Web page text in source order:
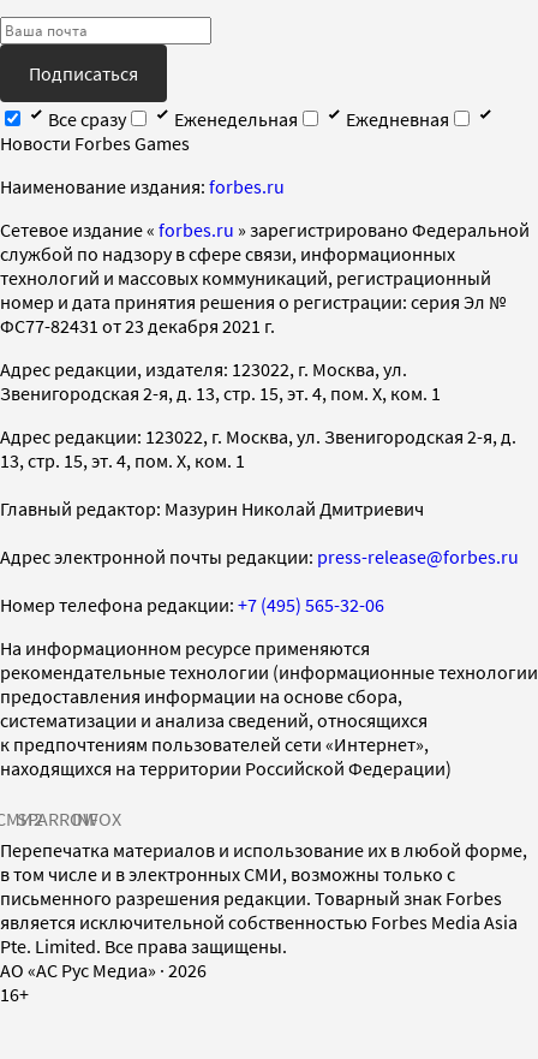
Подписаться
Все сразу
Еженедельная
Ежедневная
Новости Forbes Games
Наименование издания: forbes.ru
Cетевое издание « forbes.ru » зарегистрировано Федеральной
службой по надзору в сфере связи, информационных
технологий и массовых коммуникаций, регистрационный
номер и дата принятия решения о регистрации: серия Эл №
ФС77-82431 от 23 декабря 2021 г.
Адрес редакции, издателя: 123022, г. Москва, ул.
Звенигородская 2-я, д. 13, стр. 15, эт. 4, пом. X, ком. 1
Адрес редакции: 123022, г. Москва, ул. Звенигородская 2-я, д.
13, стр. 15, эт. 4, пом. X, ком. 1
Главный редактор: Мазурин Николай Дмитриевич
Адрес электронной почты редакции: press-release@forbes.ru
Номер телефона редакции: +7 (495) 565-32-06
На информационном ресурсе применяются
рекомендательные технологии (информационные технологии
предоставления информации на основе сбора,
систематизации и анализа сведений, относящихся
к предпочтениям пользователей сети «Интернет»,
находящихся на территории Российской Федерации)
SPARROWINFOX
Перепечатка материалов и использование их в любой форме,
в том числе и в электронных СМИ, возможны только с
письменного разрешения редакции. Товарный знак Forbes
является исключительной собственностью Forbes Media Asia
Pte. Limited. Все права защищены.
AO «АС Рус Медиа» · 2026
16+